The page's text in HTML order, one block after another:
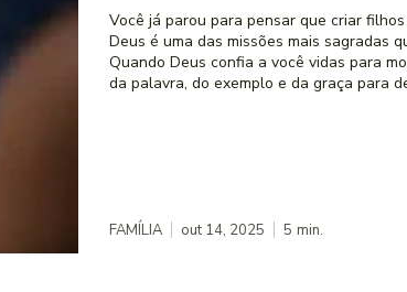
Você já parou para pensar que criar
Deus é uma das missões mais sagradas
Quando Deus confia a você vidas para
da palavra, do exemplo e da graça para
FAMÍLIA out 14, 2025 5 min.